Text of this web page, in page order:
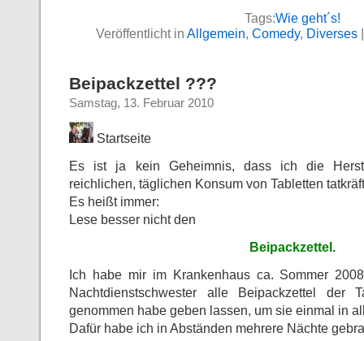
Tags:Wie geht´s!
Veröffentlicht in Allgemein, Comedy, Diverses
Beipackzettel ???
Samstag, 13. Februar 2010
Startseite
Es ist ja kein Geheimnis, dass ich die
reichlichen, täglichen Konsum von Tabletten
Es heißt immer:
Lese besser nicht den
Beipackzettel.
Ich habe mir im Krankenhaus ca. Sommer
Nachtdienstschwester alle Beipackzettel der
genommen habe geben lassen, um sie einmal in
Dafür habe ich in Abständen mehrere Nächte